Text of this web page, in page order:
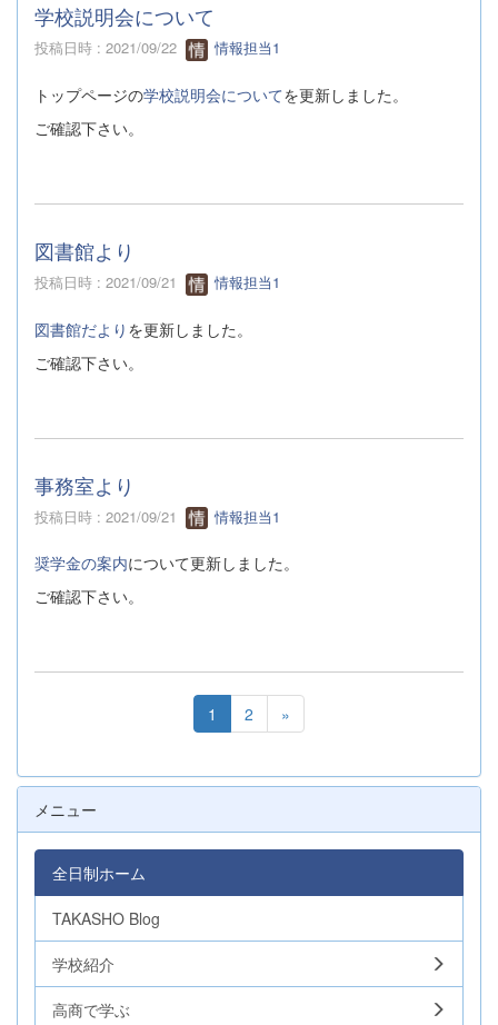
学校説明会について
投稿日時 : 2021/09/22 情報担当1
トップページの学校説明会についてを更新しました。
ご確認下さい。
図書館より
投稿日時 : 2021/09/21 情報担当1
図書館だより を更新しました。
ご確認下さい。
事務室より
投稿日時 : 2021/09/21 情報担当1
奨学金の案内について更新しました。
ご確認下さい。
1 2 »
メニュー
全日制ホーム
TAKASHO Blog
学校紹介
高商で学ぶ